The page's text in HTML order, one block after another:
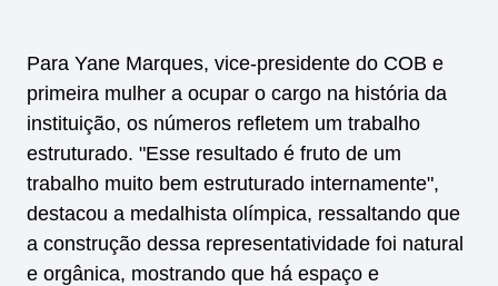
Para Yane Marques, vice-presidente do COB e
primeira mulher a ocupar o cargo na história da
instituição, os números refletem um trabalho
estruturado. "Esse resultado é fruto de um
trabalho muito bem estruturado internamente",
destacou a medalhista olímpica, ressaltando que
a construção dessa representatividade foi natural
e orgânica, mostrando que há espaço e